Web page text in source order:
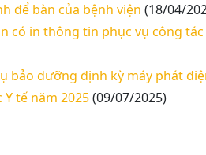
để bàn của bệnh viện (18/04/
có in thông tin phục vụ công
bảo dưỡng định kỳ máy phát
tế năm 2025(09/07/2025)